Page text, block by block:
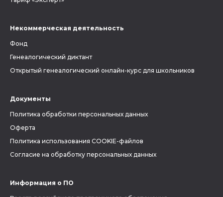
Некоммерческая деятельность
Фонд
Генеалогический диктант
Открытый генеалогический онлайн-курс для школьников
Документы
Политика обработки персональных данных
Оферта
Политика использования COOKIE-файлов
Согласие на обработку персональных данных
Информация о ПО